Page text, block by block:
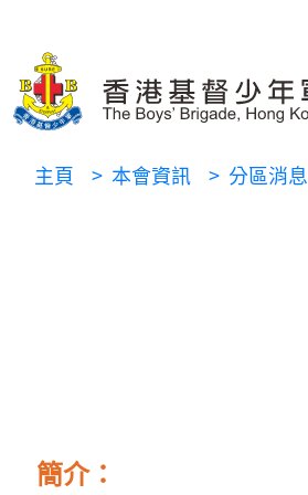
主頁 > 本會資訊 > 分區消息
簡介：